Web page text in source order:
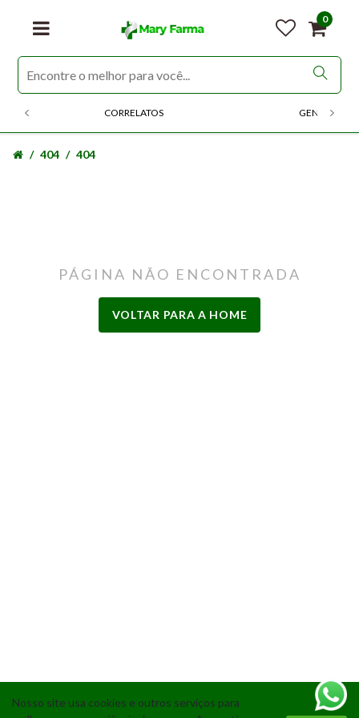
Nosso site usa cookies e outros serviços para
0
CORRELATOS GENERICOS
404 404
PÁGINA NÃO ENCONTRADA
VOLTAR PARA A HOME